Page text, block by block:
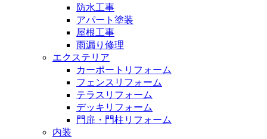
防水工事
アパート塗装
屋根工事
雨漏り修理
エクステリア
カーポートリフォーム
フェンスリフォーム
テラスリフォーム
デッキリフォーム
門扉・門柱リフォーム
内装